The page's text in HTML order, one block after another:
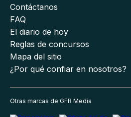
Contáctanos
FAQ
El diario de hoy
Reglas de concursos
Mapa del sitio
¿Por qué confiar en nosotros?
Otras marcas de GFR Media